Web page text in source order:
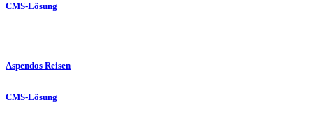
CMS-Lösung
Aspendos Reisen
CMS-Lösung